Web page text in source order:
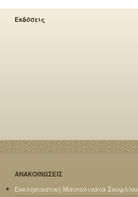
Εκδόσεις
ΑΝΑΚΟΙΝΩΣΕΙΣ
Εκκλησιαστική Μαντολινάτα Σουφλίου